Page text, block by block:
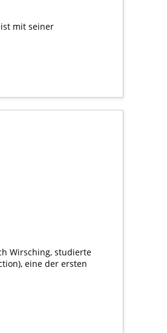
mit seiner
Wirsching, studierte
eine der ersten